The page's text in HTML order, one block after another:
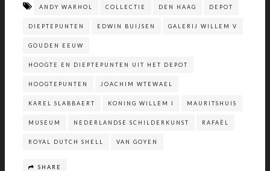
ANDY WARHOL COLLECTIE DEN HAAG DEPOT
DIEPTEPUNTEN EDWIN BUIJSEN GALERIJ WILLEM V
GOUDEN EEUW
HOOGTE EN DIEPTEPUNTEN UIT HET DEPOT
HOOGTEPUNTEN JOACHIM WTEWAEL
KAREL SLABBAERT KONING WILLEM I MAURITSHUIS
MUSEUM NEDERLANDSE SCHILDERKUNST RAFAËL
ROYAL DUTCH SHELL VAN GOYEN
SHARE